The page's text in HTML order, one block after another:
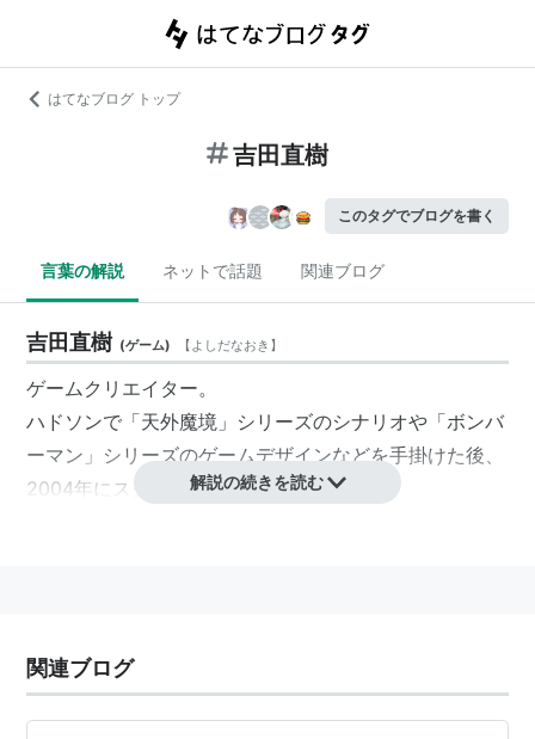
はてなブログ トップ
吉田直樹
このタグでブログを書く
言葉の解説 ネットで話題 関連ブログ
吉田直樹 (ゲーム) 【よしだなおき 】
ゲームクリエイター。
ハドソンで「天外魔境」シリーズのシナリオや「ボンバ
ーマン」シリーズのゲームデザインなどを手掛けた後、
2004年にスクウェア・エニックスへ入社。
2010年12月、プロデューサーの田中弘道らが退任し、
開発体制の大幅な刷新が行われた「FINAL FANTASY
XIV」のプロデューサー兼ディレクターに就任した。
解説の続きを読む
関連ブログ